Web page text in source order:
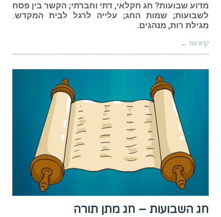
מדוע שבועות? חג חקלאי, דתי וחברתי; הקשר בין פסח
לשבועות; שמות החג; עלייה לרגל לבית המקדש.
מגילת רות, מנהגים.
קרא עוד ←
חג השבועות – חג מתן תורה